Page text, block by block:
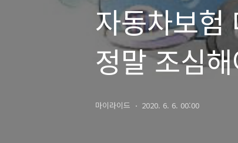
자동차보험
정말 조심
옵션등록)
마이라이드 2020. 6. 6. 00:00